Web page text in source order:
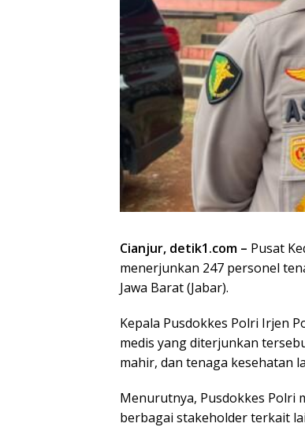
Cianjur, detik1.com – Pusat
menerjunkan 247 personel
Jawa Barat (Jabar).
Kepala Pusdokkes Polri Irjen
medis yang diterjunkan
mahir, dan tenaga kesehatan
Menurutnya, Pusdokkes Polri
berbagai stakeholder terkait